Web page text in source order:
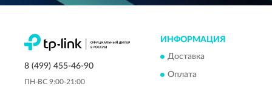
8 (499) 455-46-90
ПН-ВС 9:00-21:00
ИНФОРМАЦИЯ
Доставка
Оплата